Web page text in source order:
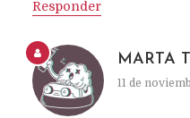
Responder
MARTA
11 de